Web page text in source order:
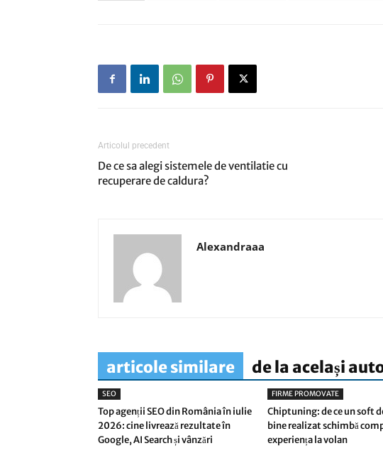
Articolul precedent
De ce sa alegi sistemele de ventilatie cu
recuperare de caldura?
Alexandraaa
articole similare de la același
SEO
Top agenții SEO din România în iulie
2026: cine livrează rezultate în
Google, AI Search și vânzări
FIRME PROMOVATE
Chiptuning: de ce un soft
bine realizat schimbă
experiența la volan